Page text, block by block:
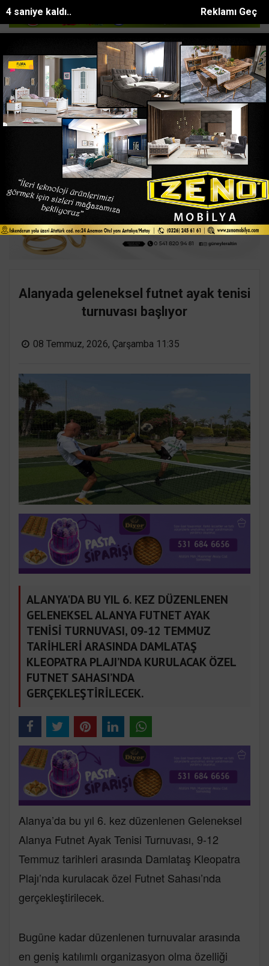
Reklamı Geç
3 saniye kaldı..
SON DAKİKA:
18 madencinin öldüğü olayın firari hükümlüsü... Erzin-Zorkun
Ana Sayfa SPOR
Alanyada geleneksel futnet ayak tenisi
turnuvası başlıyor
08 Temmuz, 2026, Çarşamba 11:35
ALANYA'DA BU YIL 6. KEZ DÜZENLENEN
GELENEKSEL ALANYA FUTNET AYAK
TENİSİ TURNUVASI, 09-12 TEMMUZ
TARİHLERİ ARASINDA DAMLATAŞ
KLEOPATRA PLAJI’NDA KURULACAK ÖZEL
FUTNET SAHASI’NDA
GERÇEKLEŞTİRİLECEK.
Alanya’da bu yıl 6. kez düzenlenen Geleneksel
Alanya Futnet Ayak Tenisi Turnuvası, 9-12
Temmuz tarihleri arasında Damlataş Kleopatra
Plajı’nda kurulacak özel Futnet Sahası’nda
gerçekleştirilecek.
Bugüne kadar düzenlenen turnuvalar arasında
en geniş katılımlı organizasyon olma özelliği